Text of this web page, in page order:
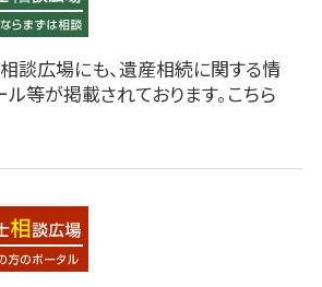
談広場にも、遺産相続に関する情
等が掲載されております。こちら